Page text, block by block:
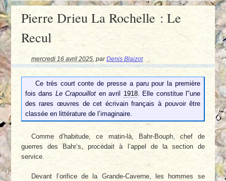
Pierre Drieu La Rochelle : Le
Recul
mercredi 16 avril 2025,parDenis Blaizot
Ce très court conte de presse a paru pour la première
fois dans Le Crapouillot en avril 1918. Elle constitue l"une
des rares œuvres de cet écrivain français à pouvoir être
classée en littérature de l’imaginaire.
Comme d’habitude, ce matin-là, Bahr-Bouph, chef de
guerres des Bahr’s, procédait à l’appel de la section de
service.
Devant l’orifice de la Grande-Caverne, les hommes se